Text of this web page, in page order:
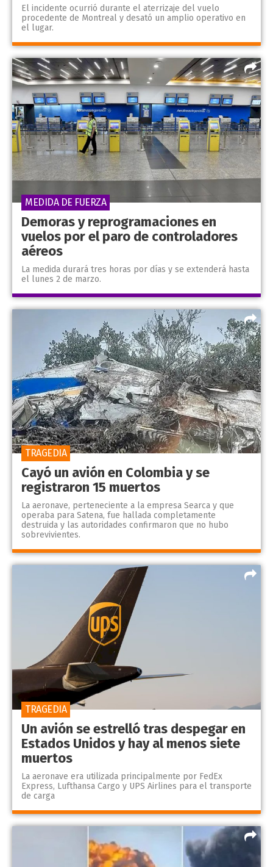
El incidente ocurrió durante el aterrizaje del vuelo
procedente de Montreal y desató un amplio operativo en
el lugar.
Demoras y reprogramaciones en
vuelos por el paro de controladores
aéreos
La medida durará tres horas por días y se extenderá hasta
el lunes 2 de marzo.
MEDIDA DE FUERZA
Cayó un avión en Colombia y se
registraron 15 muertos
La aeronave, perteneciente a la empresa Searca y que
operaba para Satena, fue hallada completamente
destruida y las autoridades confirmaron que no hubo
sobrevivientes.
TRAGEDIA
Un avión se estrelló tras despegar en
Estados Unidos y hay al menos siete
muertos
La aeronave era utilizada principalmente por FedEx
Express, Lufthansa Cargo y UPS Airlines para el transporte
de carga
TRAGEDIA